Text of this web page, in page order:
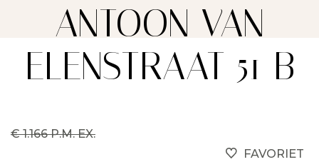
ANTOON VAN
ELENSTRAAT 51 B
€ 1.166 P.M. EX.
FAVORIET